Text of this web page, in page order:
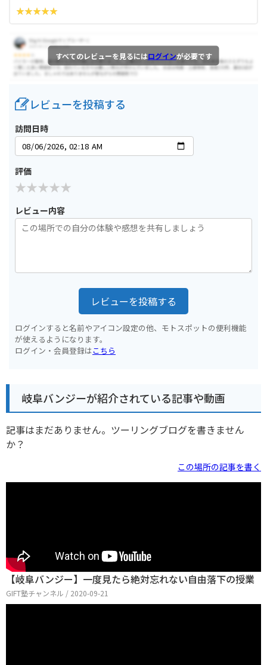
すべてのレビューを見るにはログインが必要です
レビューを投稿する
訪問日時
評価
レビュー内容
レビューを投稿する
ログインすると名前やアイコン設定の他、モトスポットの便利機能
が使えるようになります。
ログイン・会員登録はこちら
岐阜バンジーが紹介されている記事や動画
記事はまだありません。ツーリングブログを書きません
か？
この場所の記事を書く
【岐阜バンジー】一度見たら絶対忘れない自由落下の授業
GIFT塾チャンネル / 2020-09-21